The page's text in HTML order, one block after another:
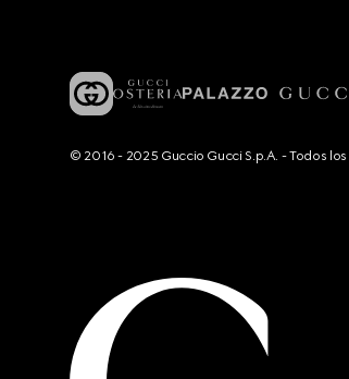
© 2016 - 2025 Guccio Gucci S.p.A. - Todos